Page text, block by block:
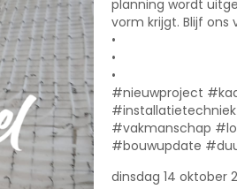
planning wordt
vorm krijgt. Blijf ons
•
•
•
#nieuwproject
#vakmanschap
#bouwupdate
dinsdag 14 oktober